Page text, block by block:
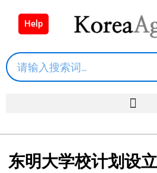
Help
东明大学校计划设